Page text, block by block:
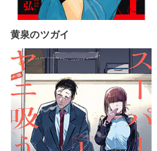
黄泉のツガイ